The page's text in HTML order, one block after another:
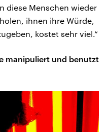
diese Menschen wieder
ihnen ihre Würde,
kostet sehr viel.“
manipuliert und benutzt